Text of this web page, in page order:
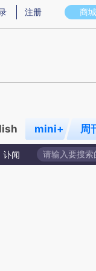
图存在偏差。不代表财
商城
注册
mini+ 周
讣闻